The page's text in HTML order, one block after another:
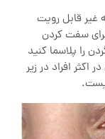
غیر قابل رویت
سفت کردن
را پلاسما کنید
افراد در زیر